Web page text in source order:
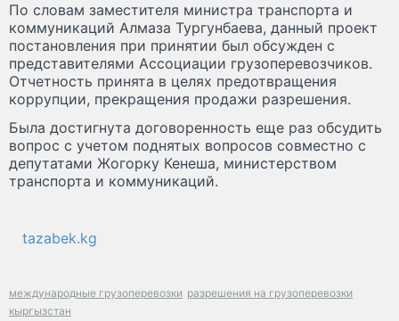
По словам заместителя министра транспорта и
коммуникаций Алмаза Тургунбаева, данный проект
постановления при принятии был обсужден с
представителями Ассоциации грузоперевозчиков.
Отчетность принята в целях предотвращения
коррупции, прекращения продажи разрешения.
Была достигнута договоренность еще раз обсудить
вопрос с учетом поднятых вопросов совместно с
депутатами Жогорку Кенеша, министерством
транспорта и коммуникаций.
tazabek.kg
международные грузоперевозки разрешения на грузоперевозки
кыргызстан